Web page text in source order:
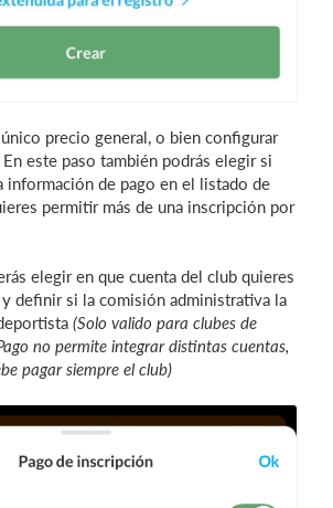
precio general, o bien configurar
este paso también podrás elegir si
información de pago en el listado de
permitir más de una inscripción por
elegir en que cuenta del club quieres
y definir si la comisión administrativa la
(Solo valido para clubes de
no permite integrar distintas cuentas,
pagar siempre el club)